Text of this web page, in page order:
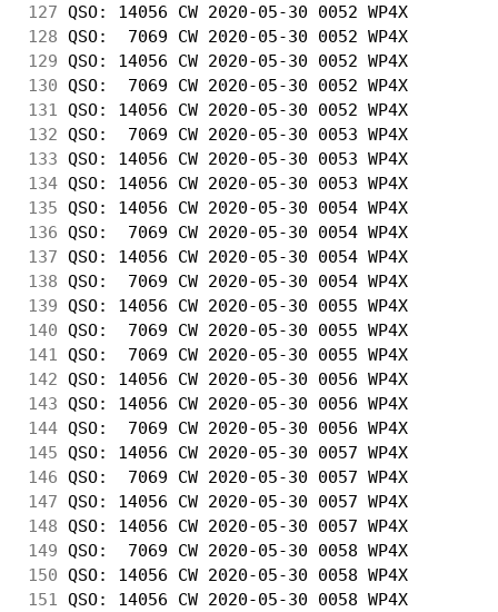
127 QSO: 14056 CW 2020-05-30 0052 WP4X
128 QSO:  7069 CW 2020-05-30 0052 WP4X
129 QSO: 14056 CW 2020-05-30 0052 WP4X
130 QSO:  7069 CW 2020-05-30 0052 WP4X
131
QSO: 14056 CW 2020-05-30 0052 WP4X
132 QSO:  7069 CW 2020-05-30 0053 WP4X
133 QSO: 14056 CW 2020-05-30 0053 WP4X
134 QSO: 14056 CW 2020-05-30 0053 WP4X
135 QSO: 14056 CW 2020-05-30 0054 WP4X
136 QSO:  7069 CW 2020-05-30 0054 WP4X
137 QSO: 14056 CW 2020-05-30 0054 WP4X
138 QSO:  7069 CW 2020-05-30 0054 WP4X
139 QSO: 14056 CW 2020-05-30 0055 WP4X
140 QSO:  7069 CW 2020-05-30 0055 WP4X
141
QSO:  7069 CW 2020-05-30 0055 WP4X
142 QSO: 14056 CW 2020-05-30 0056 WP4X
143 QSO: 14056 CW 2020-05-30 0056 WP4X
144 QSO:  7069 CW 2020-05-30 0056 WP4X
145 QSO: 14056 CW 2020-05-30 0057 WP4X
146 QSO:  7069 CW 2020-05-30 0057 WP4X
147 QSO: 14056 CW 2020-05-30 0057 WP4X
148 QSO: 14056 CW 2020-05-30 0057 WP4X
149 QSO:  7069 CW 2020-05-30 0058 WP4X
150 QSO: 14056 CW 2020-05-30 0058 WP4X
151
QSO: 14056 CW 2020-05-30 0058 WP4X